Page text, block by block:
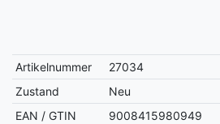
Artikelnummer
27034
Zustand
Neu
EAN / GTIN
9008415980949